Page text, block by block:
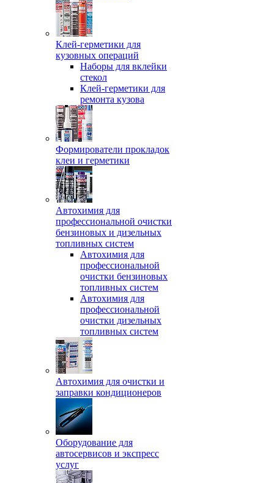
Клей-герметики для
кузовных операций
Наборы для вклейки
стекол
Клей-герметики для
ремонта кузова
Формирователи прокладок
клеи и герметики
Автохимия для
профессиональной очистки
бензиновых и дизельных
топливных систем
Автохимия для
профессиональной
очистки бензиновых
топливных систем
Автохимия для
профессиональной
очистки дизельных
топливных систем
Автохимия для очистки и
заправки кондиционеров
Оборудование для
автосервисов и экспресс
услуг